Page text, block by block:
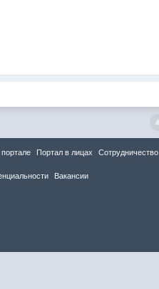
Портал в лицах Сотрудничество
Вакансии